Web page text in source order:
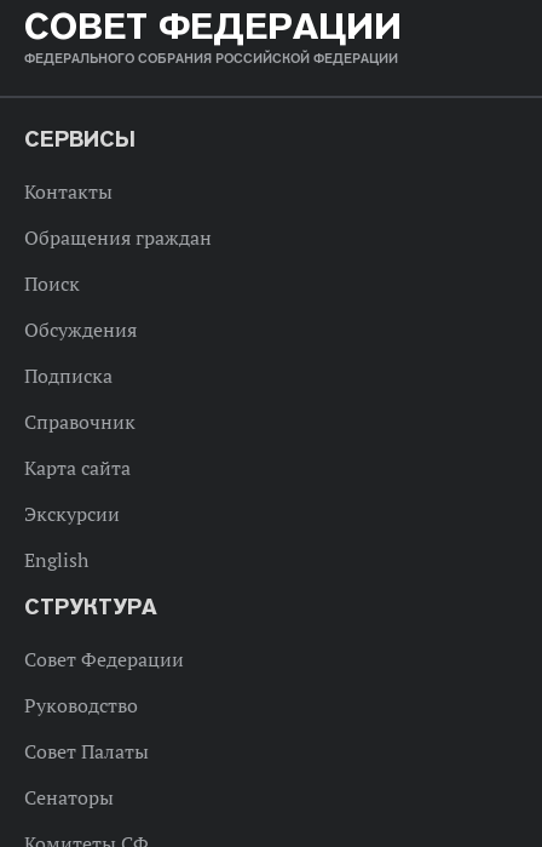
СОВЕТ ФЕДЕРАЦИИ
ФЕДЕРАЛЬНОГО СОБРАНИЯ РОССИЙСКОЙ ФЕДЕРАЦИИ
СЕРВИСЫ
Контакты
Обращения граждан
Поиск
Обсуждения
Подписка
Справочник
Карта сайта
Экскурсии
English
СТРУКТУРА
Совет Федерации
Руководство
Совет Палаты
Сенаторы